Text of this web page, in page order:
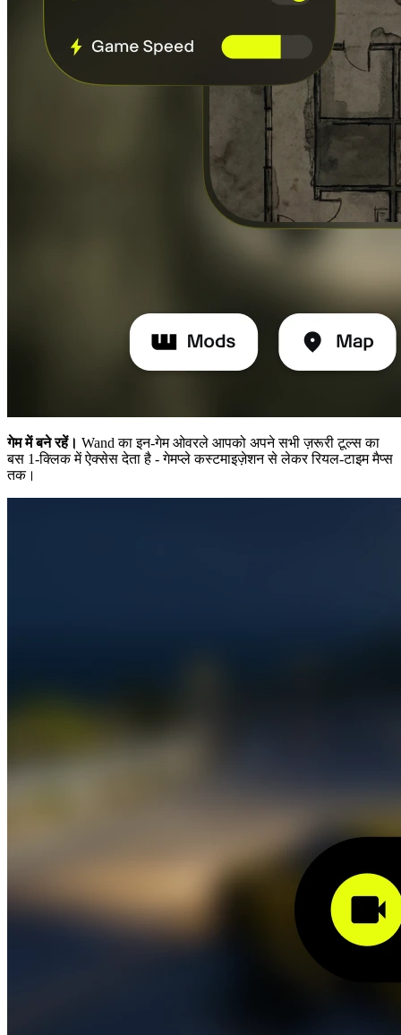
गेम में बने रहें। Wand का इन-गेम ओवरले आपको अपने सभी ज़रूरी टूल्स का
बस 1-क्लिक में ऐक्सेस देता है - गेमप्ले कस्टमाइज़ेशन से लेकर रियल-टाइम मैप्स
तक।